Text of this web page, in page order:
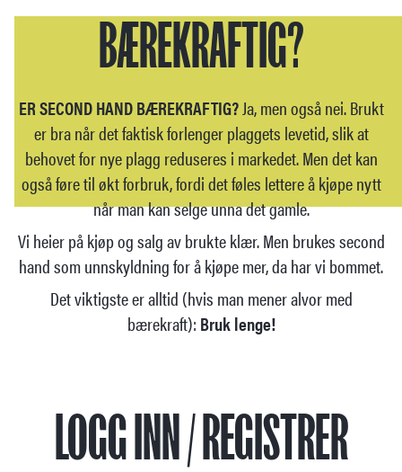
BÆREKRAFTIG?
ER SECOND HAND BÆREKRAFTIG?Ja, men også nei. Brukt
er bra når det faktisk forlenger plaggets levetid, slik at
behovet for nye plagg reduseres i markedet. Men det kan
også føre til økt forbruk, fordi det føles lettere å kjøpe nytt
når man kan selge unna det gamle.
Vi heier på kjøp og salg av brukte klær. Men brukes second
hand som unnskyldning for å kjøpe mer, da har vi bommet.
Det viktigste er alltid (hvis man mener alvor med
bærekraft): Bruk lenge!
LOGG INN / REGISTRER